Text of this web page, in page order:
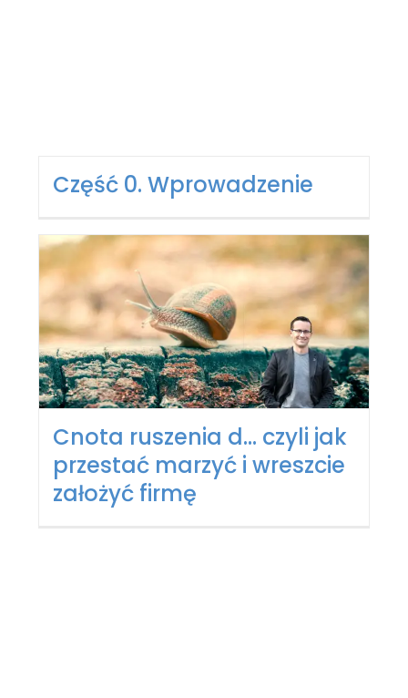
Część 0. Wprowadzenie
Cnota ruszenia d… czyli jak
przestać marzyć i wreszcie
założyć firmę